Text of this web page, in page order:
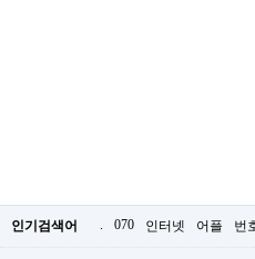
인기검색어 . 070 인터넷 어플 번